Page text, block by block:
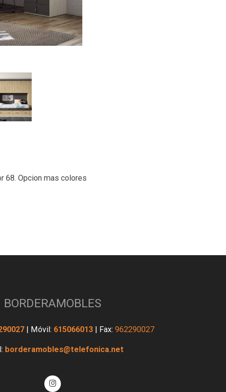
68. Opcion mas colores
BORDERAMOBLES
| Móvil: 615066013 | Fax: 962290027
borderamobles@telefonica.net